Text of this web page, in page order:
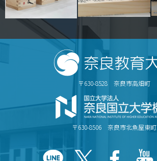
〒630-8528 奈良市高畑町
〒630-8506 奈良市北魚屋東町